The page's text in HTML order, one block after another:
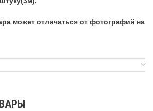
может отличаться от фотографий на